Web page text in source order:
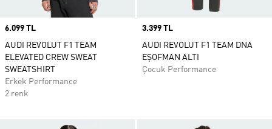
Price
6.099 TL
AUDI REVOLUT F1 TEAM
ELEVATED CREW SWEAT
SWEATSHIRT
Erkek Performance
2 renk
Price
3.399 TL
AUDI REVOLUT F1 TEAM DNA
EŞOFMAN ALTI
Çocuk Performance